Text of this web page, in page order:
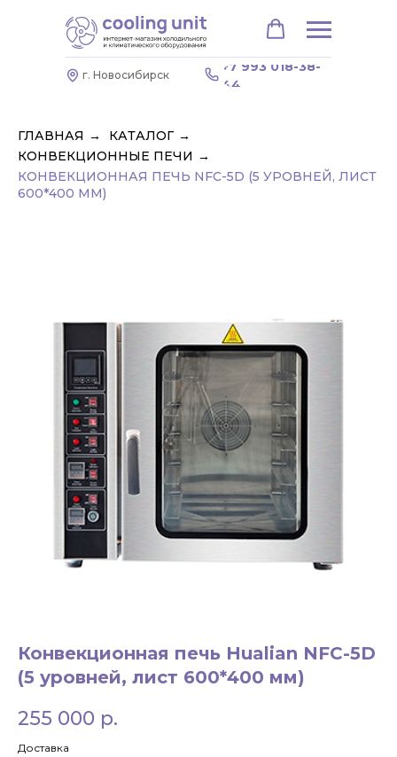
98
+7 993 018-38-
44
г. Новосибирск
ЗАКАЗАТЬ ЗВОНОК
ГЛАВНАЯ → КАТАЛОГ →
КОНВЕКЦИОННЫЕ ПЕЧИ →
КОНВЕКЦИОННАЯ ПЕЧЬ NFC-5D (5 УРОВНЕЙ, ЛИСТ
600*400 ММ)
Конвекционная печь Hualian NFC-5D
(5 уровней, лист 600*400 мм)
255 000 р.
Доставка